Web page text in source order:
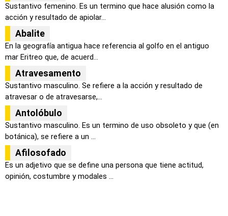
Sustantivo femenino. Es un termino que hace alusión como la
acción y resultado de apiolar...
Abalite
En la geografía antigua hace referencia al golfo en el antiguo
mar Eritreo que, de acuerd...
Atravesamento
Sustantivo masculino. Se refiere a la acción y resultado de
atravesar o de atravesarse,...
Antolóbulo
Sustantivo masculino. Es un termino de uso obsoleto y que (en
botánica), se refiere a un ...
Afilosofado
Es un adjetivo que se define una persona que tiene actitud,
opinión, costumbre y modales ...